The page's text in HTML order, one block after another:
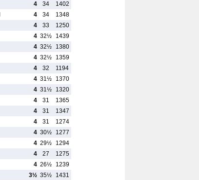
4 34
1402
4 34
1348
4 33
1250
4 32½
1439
4 32½
1380
4 32½
1359
4 32
1194
4 31½
1370
4 31½
1320
4 31
1365
4 31
1347
4 31
1274
4 30½
1277
4 29½
1294
4 27
1275
4 26½
1239
3½ 35½
1431